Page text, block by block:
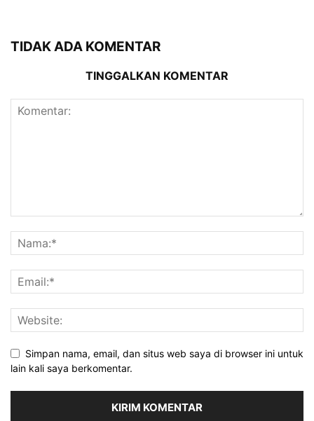
TIDAK ADA KOMENTAR
TINGGALKAN KOMENTAR
Simpan nama, email, dan situs web saya di browser ini untuk
lain kali saya berkomentar.